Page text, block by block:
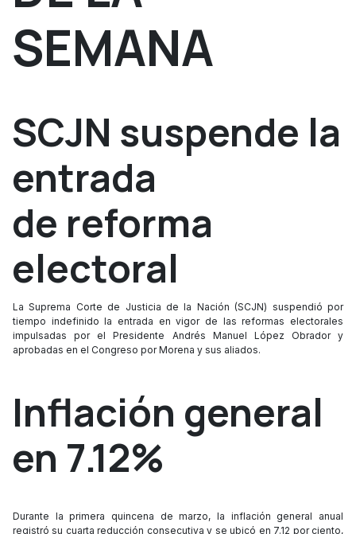
SEMANA
SCJN suspende la
entrada
de reforma
electoral
La Suprema Corte de Justicia de la Nación (SCJN) suspendió por
tiempo indefinido la entrada en vigor de las reformas electorales
impulsadas por el Presidente Andrés Manuel López Obrador y
aprobadas en el Congreso por Morena y sus aliados.
Inflación general
en 7.12%
Durante la primera quincena de marzo, la inflación general anual
registró su cuarta reducción consecutiva y se ubicó en 7.12 por ciento,